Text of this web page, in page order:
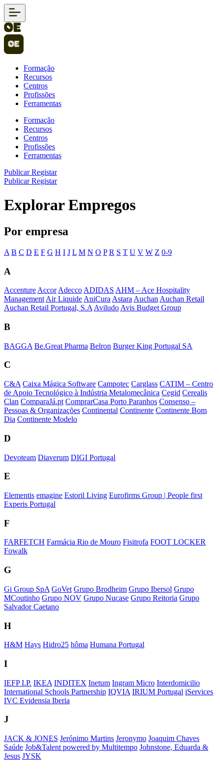
Formação
Recursos
Centros
Profissões
Ferramentas
Formação
Recursos
Centros
Profissões
Ferramentas
PublicarRegistar
PublicarRegistar
Explorar Empregos
Por empresa
A B C D E F G H I J L M N O P R S T U V W Z 0-9
A
Accenture Accor Adecco ADIDAS AHM – Ace Hospitality
Management Air Liquide AniCura Astara Auchan Auchan Retail
Auchan Retail Portugal, S.A Aviludo Avis Budget Group
B
BAGGA Be.Great Pharma Belron Burger King Portugal SA
C
C&A Caixa Mágica Software Campotec Carglass CATIM – Centro
de Apoio Tecnológico à Indústria Metalomecânica Cegid Cerealis
Clan ComparaJá.pt ComprarCasa Porto Paranhos Consenso –
Pessoas & Organizações Continental Continente Continente Bom
Dia Continente Modelo
D
Devoteam Diaverum DIGI Portugal
E
Elementis emagine Estoril Living Eurofirms Group | People first
Experis Portugal
F
FARFETCH Farmácia Rio de Mouro Fisitrofa FOOT LOCKER
Fowalk
G
Gi Group SpA GoVet Grupo Brodheim Grupo Ibersol Grupo
MCoutinho Grupo NOV Grupo Nucase Grupo Reitoria Grupo
Salvador Caetano
H
H&M Hays Hidro25 hôma Humana Portugal
I
IEFP I.P. IKEA INDITEX Inetum Ingram Micro Interdomicilio
International Schools Partnership IQVIA IRIUM Portugal iServices
IVC Evidensia Iberia
J
JACK & JONES Jerónimo Martins Jeronymo Joaquim Chaves
Saúde Job&Talent powered by Multitempo Johnstone, Eduarda &
Jesus JYSK